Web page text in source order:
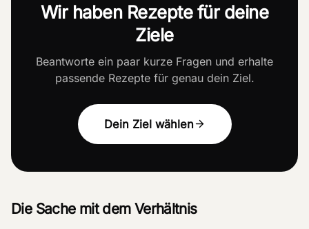
Wir haben Rezepte für deine
Ziele
Beantworte ein paar kurze Fragen und erhalte
passende Rezepte für genau dein Ziel.
Dein Ziel wählen
Die Sache mit dem Verhältnis